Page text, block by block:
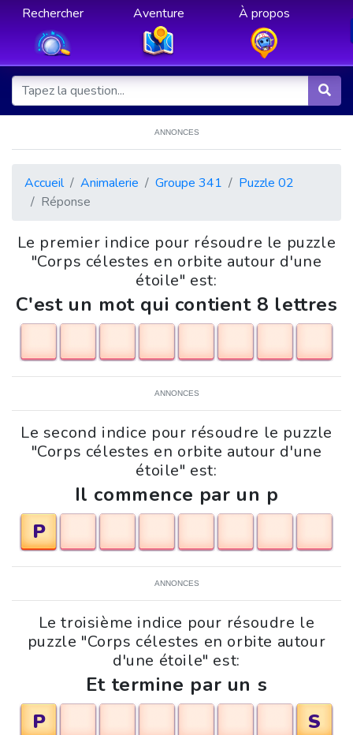
Rechercher Aventure À propos
ANNONCES
Accueil Animalerie Groupe 341
Puzzle 02
Réponse
Le premier indice pour résoudre le puzzle
"Corps célestes en orbite autour d'une
étoile" est:
C'est un mot qui contient 8 lettres
ANNONCES
Le second indice pour résoudre le puzzle
"Corps célestes en orbite autour d'une
étoile" est:
Il commence par un p
P
ANNONCES
Le troisième indice pour résoudre le
puzzle "Corps célestes en orbite autour
d'une étoile" est:
Et termine par un s
P
S